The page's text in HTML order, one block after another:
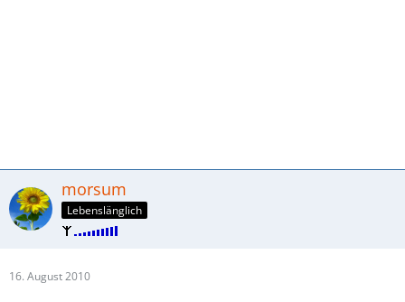
morsum
Lebenslänglich
16. August 2010